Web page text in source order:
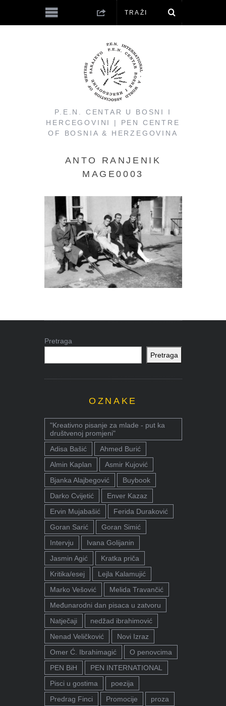
P.E.N. CENTAR U BOSNI I
HERCEGOVINI | PEN CENTRE
OF BOSNIA & HERZEGOVINA
ANTO RANJENIK
MAGE0003
Pretraga
Pretraga
OZNAKE
"Kreativno pisanje za mlade - put ka
društvenoj promjeni"
Adisa Bašić
Ahmed Burić
Almin Kaplan
Asmir Kujović
Bjanka Alajbegović
Buybook
Darko Cvijetić
Enver Kazaz
Ervin Mujabašić
Ferida Duraković
Goran Sarić
Goran Simić
Intervju
Ivana Golijanin
Jasmin Agić
Kratka priča
Kritika/esej
Lejla Kalamujić
Marko Vešović
Melida Travančić
Međunarodni dan pisaca u zatvoru
Natječaji
nedžad ibrahimović
Nenad Veličković
Novi Izraz
Omer Ć. Ibrahimagić
O penovcima
PEN BiH
PEN INTERNATIONAL
Pisci u gostima
poezija
Predrag Finci
Promocije
proza